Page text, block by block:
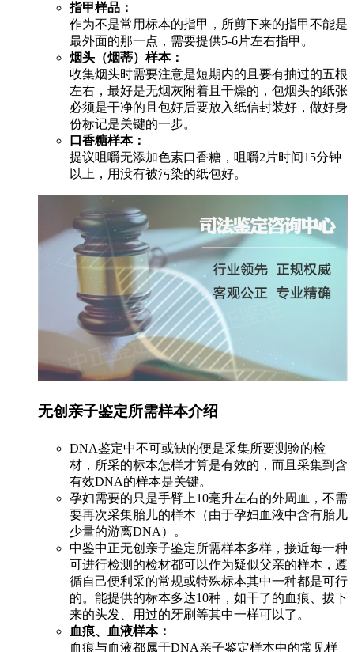
指甲样品：
作为不是常用标本的指甲，所剪下来的指甲不能是
最外面的那一点，需要提供5-6片左右指甲。
烟头（烟蒂）样本：
收集烟头时需要注意是短期内的且要有抽过的五根
左右，最好是无烟灰附着且干燥的，包烟头的纸张
必须是干净的且包好后要放入纸信封装好，做好身
份标记是关键的一步。
口香糖样本：
提议咀嚼无添加色素口香糖，咀嚼2片时间15分钟
以上，用没有被污染的纸包好。
无创亲子鉴定所需样本介绍
DNA鉴定中不可或缺的便是采集所要测验的检
材，所采的标本怎样才算是有效的，而且采集到含
有效DNA的样本是关键。
孕妇需要的只是手臂上10毫升左右的外周血，不需
要再次采集胎儿的样本（由于孕妇血液中含有胎儿
少量的游离DNA）。
中鉴中正无创亲子鉴定所需样本多样，接近每一种
可进行检测的检材都可以作为疑似父亲的样本，遵
循自己便利采的常规或特殊标本其中一种都是可行
的。能提供的标本多达10种，如干了的血痕、拔下
来的头发、用过的牙刷等其中一样可以了。
血痕、血液样本：
血痕与血液都属于DNA亲子鉴定样本中的常见样